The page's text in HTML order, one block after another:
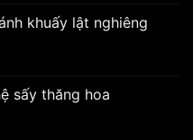
khuấy lật nghiêng
sấy thăng hoa